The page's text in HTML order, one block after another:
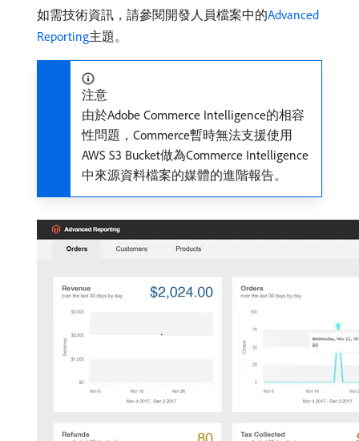
如需技術資訊，請參閱開發人員檔案中的Advanced
Reporting主題。
注意
由於Adobe Commerce Intelligence的相容
性問題，Commerce暫時無法支援使用
AWS S3 Bucket做為Commerce Intelligence
中來源資料檔案的媒體的進階報告。